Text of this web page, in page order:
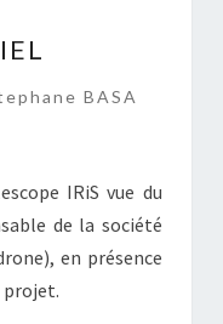
BASA
IRiS vue du
de la société
en présence
projet.